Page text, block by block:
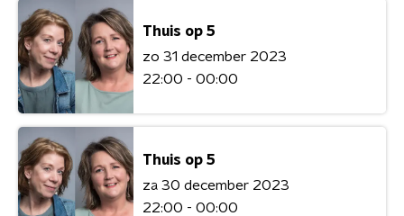
Thuis op 5
zo 31 december 2023
22:00 - 00:00
Thuis op 5
za 30 december 2023
22:00 - 00:00